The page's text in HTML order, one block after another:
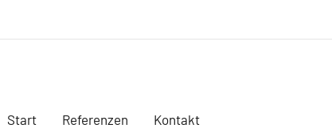
Mail
Start Referenzen Kontakt